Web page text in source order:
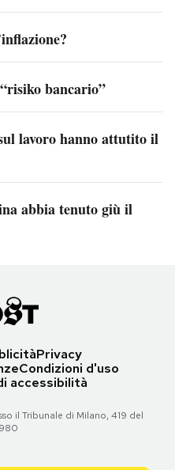
bancario”
lavoro hanno attutito il
abbia tenuto giù il
Privacy
Condizioni d'uso
accessibilità
il Tribunale di Milano, 419 del